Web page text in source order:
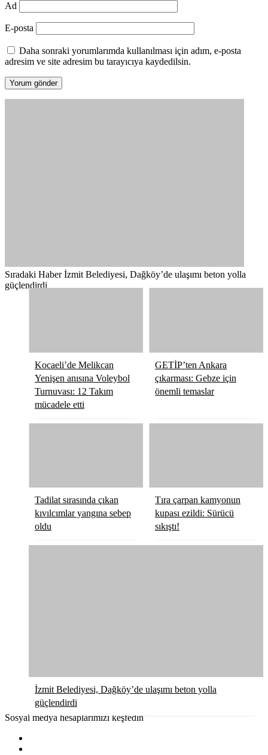
Ad
E-posta
Daha sonraki yorumlarımda kullanılması için adım, e-posta
adresim ve site adresim bu tarayıcıya kaydedilsin.
Sıradaki Haber İzmit Belediyesi, Dağköy’de ulaşımı beton yolla
güçlendirdi
Kocaeli’de Melikcan
Yenişen anısına Voleybol
Turnuvası: 12 Takım
mücadele etti
GETİP’ten Ankara
çıkarması: Gebze için
önemli temaslar
Tadilat sırasında çıkan
kıvılcımlar yangına sebep
oldu
Tıra çarpan kamyonun
kupası ezildi: Sürücü
sıkıştı!
İzmit Belediyesi, Dağköy’de ulaşımı beton yolla
güçlendirdi
Sosyal medya hesaplarımızı keşfedin